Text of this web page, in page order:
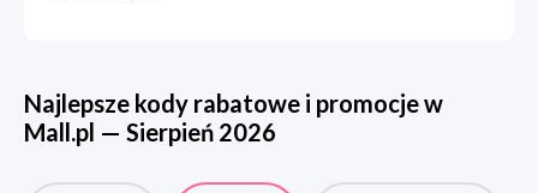
Najlepsze kody rabatowe i promocje w
Mall.pl — Sierpień 2026